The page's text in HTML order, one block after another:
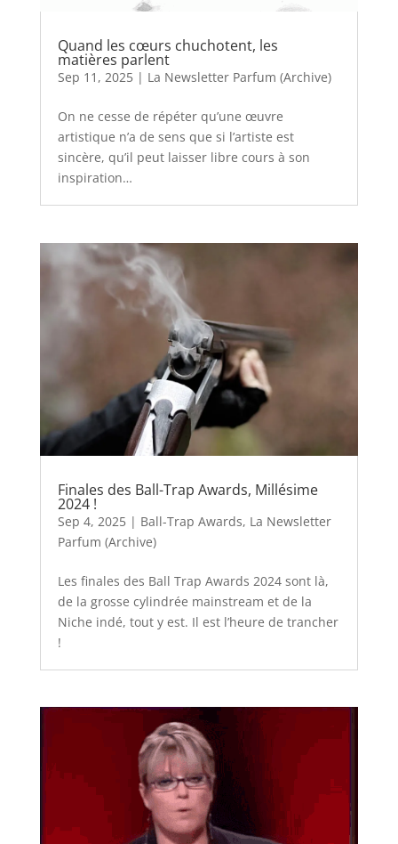
Quand les cœurs chuchotent, les
matières parlent
Sep 11, 2025| La Newsletter Parfum (Archive)
On ne cesse de répéter qu’une œuvre
artistique n’a de sens que si l’artiste est
sincère, qu’il peut laisser libre cours à son
inspiration…
Finales des Ball-Trap Awards, Millésime
2024 !
Sep 4, 2025| Ball-Trap Awards, La Newsletter
Parfum (Archive)
Les finales des Ball Trap Awards 2024 sont là,
de la grosse cylindrée mainstream et de la
Niche indé, tout y est. Il est l’heure de trancher
!